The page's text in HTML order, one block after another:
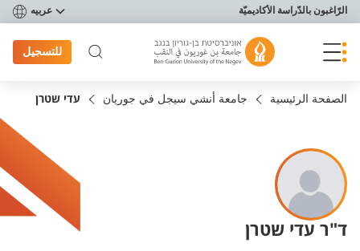
תפריט נגישות
الرّاغبون بالدّراسة الأكاديميّة عربيه
للتسجيل
الصفحة الرئيسية جامعة أنشي سيجل في جوريان עדי שטרן
ד"ר עדי שטרן